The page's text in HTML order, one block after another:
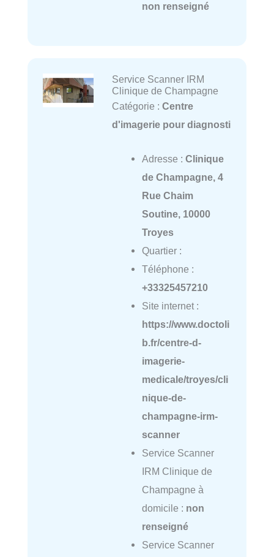
non renseigné
Service Scanner IRM
Clinique de Champagne
Catégorie : Centre
d'imagerie pour diagnosti
Adresse : Clinique
de Champagne, 4
Rue Chaim
Soutine, 10000
Troyes
Quartier :
Téléphone :
+33325457210
Site internet :
https://www.doctoli
b.fr/centre-d-
imagerie-
medicale/troyes/cli
nique-de-
champagne-irm-
scanner
Service Scanner
IRM Clinique de
Champagne à
domicile : non
renseigné
Service Scanner